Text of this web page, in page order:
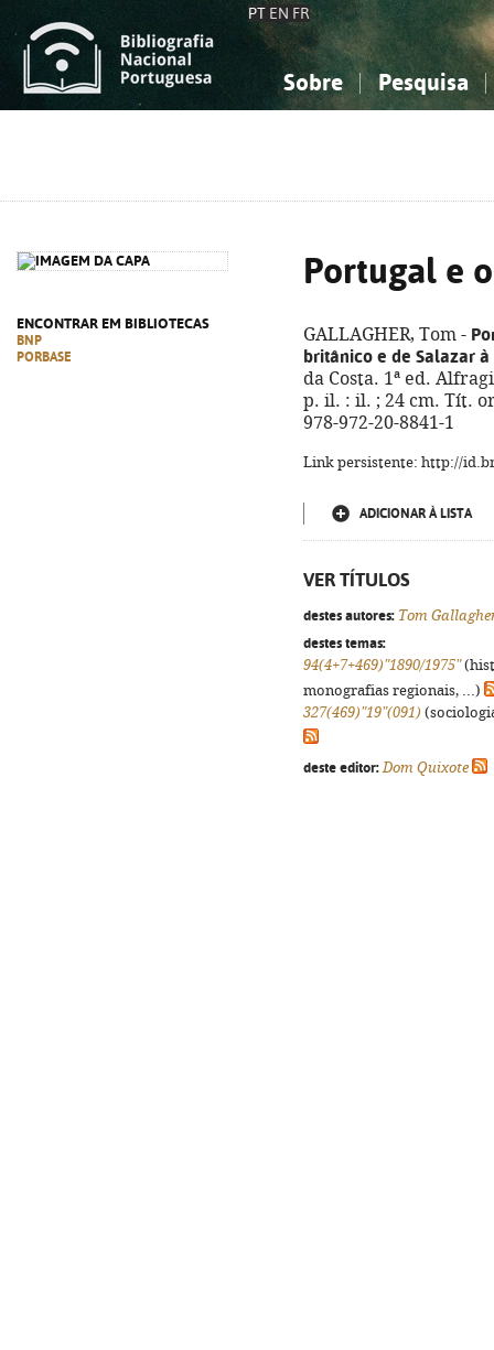
PT EN FR
Sobre Pesquisa
ENCONTRAR EM BIBLIOTECAS
BNP
PORBASE
Portugal e
GALLAGHER, Tom -
britânico e de Salazar
da Costa. 1ª ed.
p. il. : il. ; 24 cm. Tít.
978-972-20-8841-1
Link persistente: http://
ADICIONAR À LISTA
VER TÍTULOS
destes autores: Tom
destes temas:
94(4+7+469)"1890/1975"
monografias regionais, ...)
327(469)"19"(091)
deste editor: Dom Quixote